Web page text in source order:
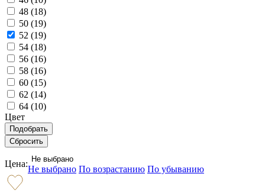
48 (18)
50 (19)
52 (19)
54 (18)
56 (16)
58 (16)
60 (15)
62 (14)
64 (10)
Цвет
Цена: Не выбрано
Не выбрано По возрастанию По убыванию